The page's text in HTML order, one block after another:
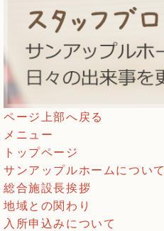
ページ上部へ戻る
メニュー
トップページ
サンアップルホームについて
総合施設長挨拶
地域との関わり
入所申込みについて